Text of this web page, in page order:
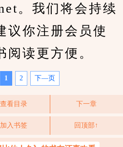
。我们将会持续
议你注册会员使
阅读更方便。
1 2 下—页
查看目录 下一章
加入书签 回顶部↑